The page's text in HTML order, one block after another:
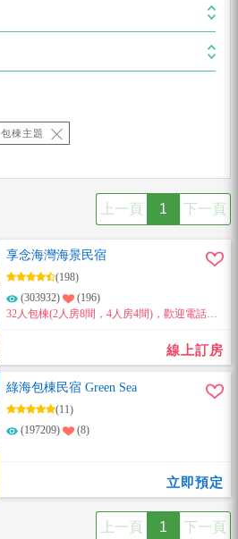
包棟主題
上一頁 1 下一頁
享念海灣海景民宿
(198)
(303932)
(196)
32人包棟(2人房8間，4人房4間)，歡迎電話詢
兒童溜滑梯、戶外露天烤肉場地、專屬免費停
車場，所有房間都有海景陽台及浴缸。
線上訂房
綠海包棟民宿 Green Sea
(11)
(197209)
(8)
立即預定
上一頁 1 下一頁